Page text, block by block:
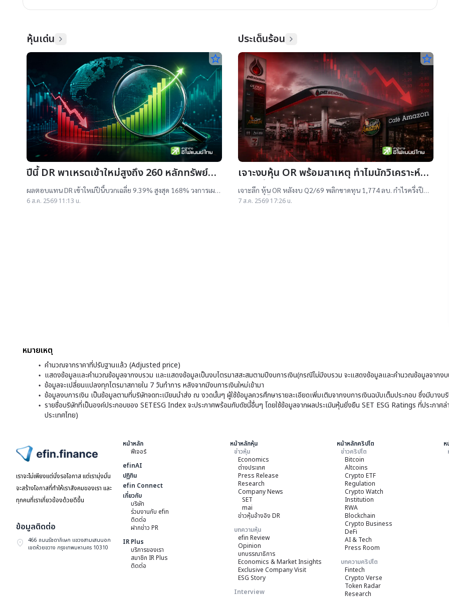
หุ้นเด่น
star_border
ปีนี้ DR พาเหรดเข้าใหม่สูงถึง 260 หลักทรัพย์
ผลตอบแทนบวกเฉลี่ย 9% สูงสุด 168%
ผลตอบแทน DR เข้าใหม่ปีนี้บวกเฉลี่ย 9.39% สูงสุด 168% วงการเผย
สาเหตุออกใหม่จำนวนมาก เป็นไปตามความต้องการลงทุนหุ้นเทคฯสูง
6 ส.ค. 2569 11:13 น.
ประเด็นร้อน
star_border
เจาะงบหุ้น OR พร้อมสาเหตุ ทำไมนักวิเคราะห์ยัง
แนะ “ซื้อ”-“ถือ”
เจาะลึก หุ้น OR หลังงบ Q2/69 พลิกขาดทุน 1,774 ลบ. กำไรครึ่งปี
แรกต่ำสุดตั้งแต่เข้าตลาดฯ แม้ราคาเทรดต่ำ IPO แต่ 14 โบรกฯ ยังแนะ
7 ส.ค. 2569 17:26 น.
หมายเหตุ
คำนวณจากราคาที่ปรับฐานแล้ว (Adjusted price)
แสดงข้อมูลและคำนวณข้อมูลจากงบรวม และแสดงข้อมูลเป็นงบไตรมาสสะสมตามปีงบการเงิน(กรณีไม่มีงบรวม จะแสดงข้อมูลและคำนวณข้อมูลจากง
ข้อมูลจะเปลี่ยนแปลงทุกไตรมาสภายใน 7 วันทำการ หลังจากมีงบการเงินใหม่เข้ามา
ข้อมูลงบการเงิน เป็นข้อมูลตามที่บริษัทจดทะเบียนนำส่ง ณ งวดนั้นๆ ผู้ใช้ข้อมูลควรศึกษารายละเอียดเพิ่มเติมจากงบการเงินฉบับเต็มประกอบ ซึ่งมีบาง
รายชื่อบริษัทที่เป็นองค์ประกอบของ SETESG Index จะประกาศพร้อมกับดัชนี้อื่นๆ โดยใช้ข้อมูลจากผลประเมินหุ้นยั่งยืน SET ESG Ratings ที่ประก
ประเทศไทย)
ไปหน้าแรก
เราจะไม่เพียงแต่นั่งรอโอกาส แต่เรามุ่งมั่น
จะสร้างโอกาสที่ทำให้เราสังคมของเรา และ
ทุกคนที่เราเกี่ยวข้องด้วยดีขึ้น
ข้อมูลติดต่อ
466 ถนนรัชดาภิเษก แขวงสามเสนนอก
เขตห้วยขวาง กรุงเทพมหานคร 10310
หน้าหลัก
ฟีเจอร์
efinAI
ปฏิทิน
efin Connect
เกี่ยวกับ
บริษัท
ร่วมงานกับ efin
ติดต่อ
ฝากข่าว PR
IR Plus
บริการของเรา
สมาชิก IR Plus
ติดต่อ
หน้าหลักหุ้น
ข่าวหุ้น
Economics
ต่างประเทศ
Press Release
Research
Company News
SET
mai
ข่าวหุ้นอ้างอิง DR
บทความหุ้น
efin Review
Opinion
บทบรรณาธิการ
Economics & Market Insights
Exclusive Company Visit
ESG Story
Interview
หน้าหลักคริปโต
ข่าวคริปโต
Bitcoin
Altcoins
Crypto ETF
Regulation
Crypto Watch
Institution
RWA
Blockchain
Crypto Business
DeFi
AI & Tech
Press Room
บทความคริปโต
Fintech
Crypto Verse
Token Radar
Research
ห